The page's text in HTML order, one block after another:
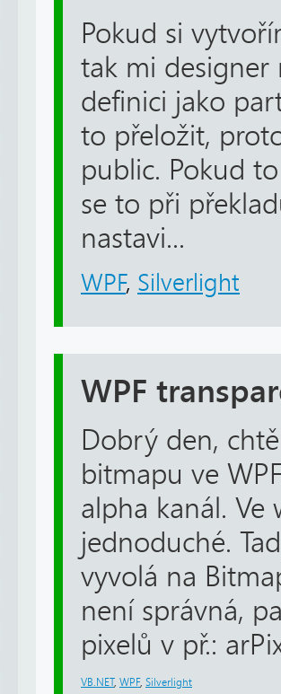
Pokud si
tak mi designer
definici jako
to přeložit,
public. Pokud
se to při
nastavi...
WPF, Silverlight
WPF
Dobrý den,
bitmapu ve
alpha kanál.
jednoduché.
vyvolá na
není správná,
pixelů v př.:
VB.NET, WPF, Silverlight